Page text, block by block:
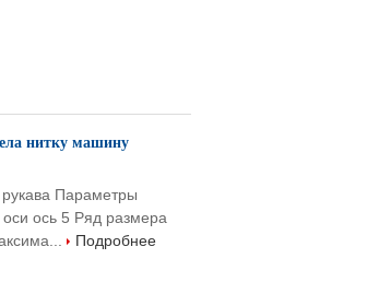
нитку машину
Параметры
ось 5 Ряд размера
Подробнее